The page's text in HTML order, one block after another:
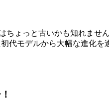
っと古いかも知れませ
モデルから大幅な進化